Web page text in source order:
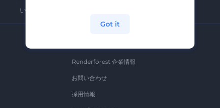
いつでも簡単に解約できます。
Renderforest 企業情報
お問い合わせ
採用情報
Got it